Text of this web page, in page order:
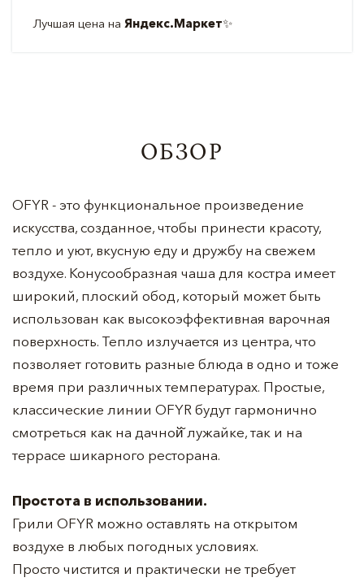
Лучшая цена на Яндекс.Маркет✨
ОБЗОР
OFYR - это функциональное произведение
искусства, созданное, чтобы принести красоту,
тепло и уют, вкусную еду и дружбу на свежем
воздухе. Конусообразная чаша для костра имеет
широкий, плоский обод, который может быть
использован как высокоэффективная варочная
поверхность. Тепло излучается из центра, что
позволяет готовить разные блюда в одно и тоже
время при различных температурах. Простые,
классические линии OFYR будут гармонично
смотреться как на дачной̆ лужайке, так и на
террасе шикарного ресторана.
Простота в использовании.
Грили OFYR можно оставлять на открытом
воздухе в любых погодных условиях.
Просто чистится и практически не требует